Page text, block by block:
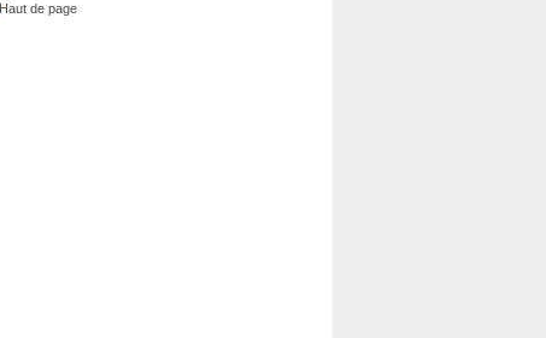
Haut de page